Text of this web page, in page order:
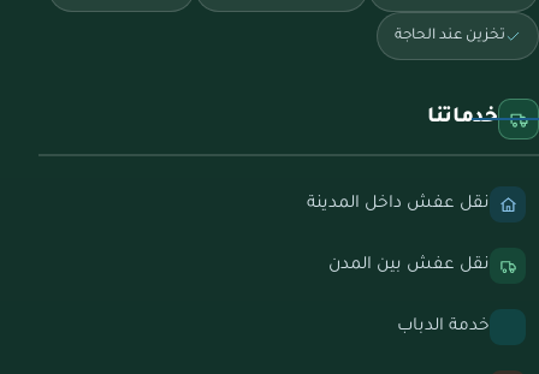
تخزين عند الحاجة
خدماتنا
نقل عفش داخل المدينة
نقل عفش بين المدن
خدمة الدباب